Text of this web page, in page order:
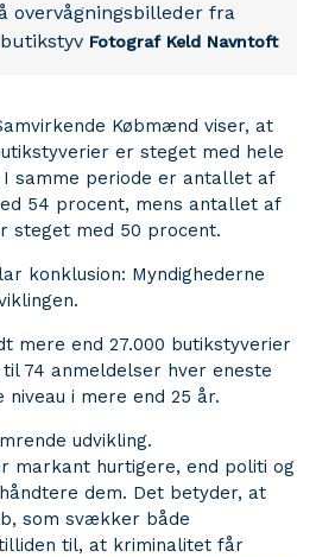
overvågningsbilleder fra
Fotograf Keld Navntoft
Købmænd viser, at
er steget med hele
I samme periode er antallet af
54 procent, mens antallet af
steget med 50 procent.
konklusion: Myndighederne
mere end 27.000 butikstyverier
74 anmeldelser hver eneste
i mere end 25 år.
udvikling.
markant hurtigere, end politi og
dem. Det betyder, at
som svækker både
til, at kriminalitet får